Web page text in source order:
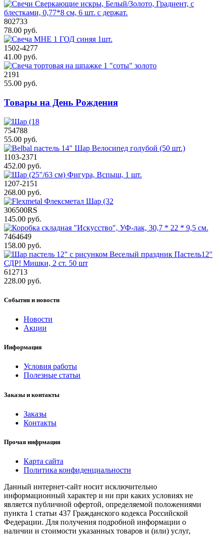
802733
78.00 руб.
1502-4277
41.00 руб.
2191
55.00 руб.
Товары на День Рождения
754788
55.00 руб.
1103-2371
452.00 руб.
1207-2151
268.00 руб.
306500RS
145.00 руб.
7464649
158.00 руб.
612713
228.00 руб.
События и новости
Новости
Акции
Информация
Условия работы
Полезные статьи
Заказы и контакты
Заказы
Контакты
Прочая инфрмация
Карта сайта
Политика конфиденциальности
Данный интернет-сайт носит исключительно
информационный характер и ни при каких условиях не
является публичной офертой, определяемой положениями
пункта 1 статьи 437 Гражданского кодекса Российской
Федерации. Для получения подробной информации о
наличии и стоимости указанных товаров и (или) услуг,